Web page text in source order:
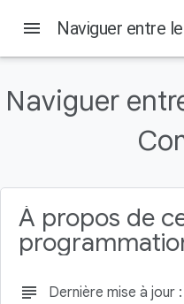
Sur cette page
1. Avant de commencer
Ce dont vous avez besoin
menu Naviguer entre
Naviguer
À propos de
subject Dernière mise à jour